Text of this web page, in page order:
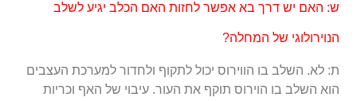
ש: האם יש דרך בא אפשר לחזות האם הכלב יגיע לשלב
הנוירולוגי של המחלה?
ת: לא. השלב בו הווירוס יכול לתקוף ולחדור למערכת העצבים
הוא השלב בו הוירוס תוקף את העור. עיבוי של האף וכריות